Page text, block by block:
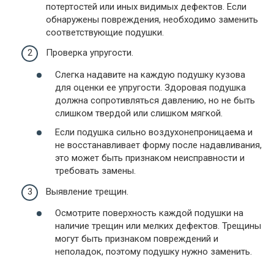
потертостей или иных видимых дефектов. Если
обнаружены повреждения, необходимо заменить
соответствующие подушки.
Проверка упругости.
Слегка надавите на каждую подушку кузова
для оценки ее упругости. Здоровая подушка
должна сопротивляться давлению, но не быть
слишком твердой или слишком мягкой.
Если подушка сильно воздухонепроницаема и
не восстанавливает форму после надавливания,
это может быть признаком неисправности и
требовать замены.
Выявление трещин.
Осмотрите поверхность каждой подушки на
наличие трещин или мелких дефектов. Трещины
могут быть признаком повреждений и
неполадок, поэтому подушку нужно заменить.